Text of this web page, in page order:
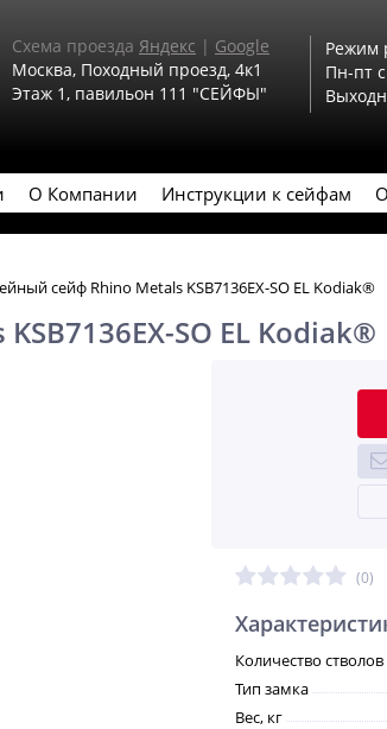
Схема проезда Яндекс | Google
Москва, Походный проезд, 4к1
Этаж 1, павильон 111 "СЕЙФЫ"
Режим
Пн-пт
О Компании Инструкции к сейфам
сейф Rhino Metals KSB7136EX-SO EL Kodiak®
SO EL Kodiak®
(0)
Количество стволов
Тип замка
Вес, кг